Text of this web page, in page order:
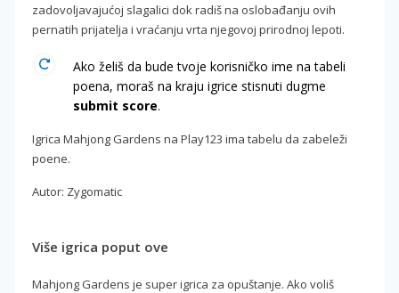
zadovoljavajućoj slagalici dok radiš na oslobađanju ovih
pernatih prijatelja i vraćanju vrta njegovoj prirodnoj lepoti.
Ako želiš da bude tvoje korisničko ime na tabeli
poena, moraš na kraju igrice stisnuti dugme
submit score.
Igrica Mahjong Gardens na Play123 ima tabelu da zabeleži
poene.
Autor: Zygomatic
Više igrica poput ove
Mahjong Gardens je super igrica za opuštanje. Ako voliš